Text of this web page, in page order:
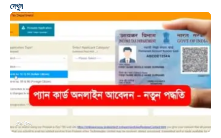
দেখুন
টেক টিপস